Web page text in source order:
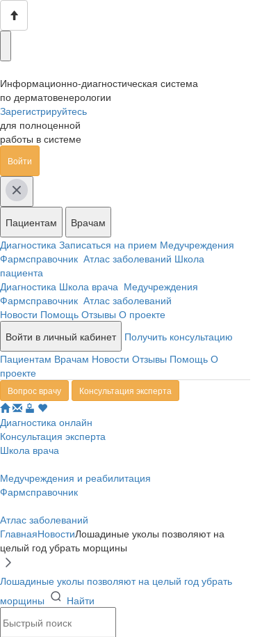
Информационно-диагностическая система
по дерматовенерологии
Зарегистрируйтесь
для полноценной
работы в системе
Войти
Пациентам
Врачам
Диагностика Записаться на прием Медучреждения
Фармсправочник Атлас заболеваний Школа
пациента
Диагностика Школа врача Медучреждения
Фармсправочник Атлас заболеваний
Новости Помощь Отзывы О проекте
Войти в личный кабинет
Получить консультацию
Пациентам Врачам Новости Отзывы Помощь О
проекте
Вопрос врачу Консультация эксперта
Диагностика онлайн
Консультация эксперта
Школа врача
Медучреждения и реабилитация
Фармсправочник
Атлас заболеваний
ГлавнаяНовостиЛошадиные уколы позволяют на
целый год убрать морщины
Лошадиные уколы позволяют на целый год убрать
морщины
Найти